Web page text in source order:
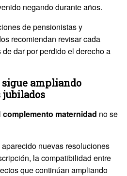
negando durante años.
de pensionistas y
recomiendan revisar cada
dar por perdido el derecho a
ampliando
jubilados
complemento maternidad no se
nuevas resoluciones
la compatibilidad entre
que continúan ampliando